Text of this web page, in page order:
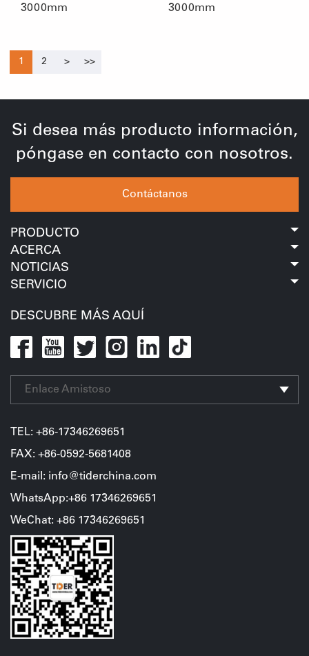
3000mm
3000mm
1 2 > >>
Si desea más producto información,
póngase en contacto con nosotros.
Contáctanos
PRODUCTO
ACERCA
NOTICIAS
SERVICIO
DESCUBRE MÁS AQUÍ
Enlace Amistoso
TEL: +86-17346269651
FAX: +86-0592-5681408
E-mail: info@tiderchina.com
WhatsApp:+86 17346269651
WeChat: +86 17346269651